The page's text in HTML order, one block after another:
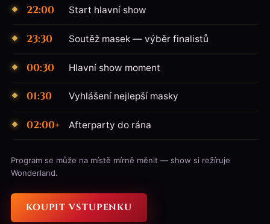
22:00 Start hlavní show
23:30 Soutěž masek — výběr finalistů
00:30 Hlavní show moment
01:30 Vyhlášení nejlepší masky
02:00+ Afterparty do rána
Program se může na místě mírně měnit — show si režíruje
Wonderland.
KOUPIT VSTUPENKU